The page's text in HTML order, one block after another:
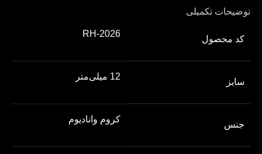
توضیحات تکمیلی
کد محصول
RH-2026
سایز
12 میلی‌متر
جنس
کروم وانادیوم